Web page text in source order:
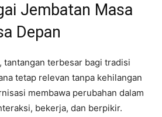
Jembatan Masa
Depan
tantangan terbesar bagi tradisi
tetap relevan tanpa kehilangan
membawa perubahan dalam
bekerja, dan berpikir.